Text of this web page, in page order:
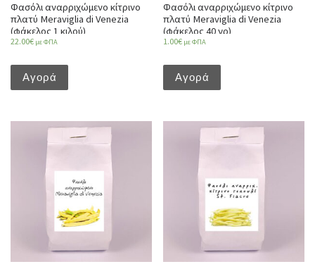
Φασόλι αναρριχώμενο κίτρινο
πλατύ Meraviglia di Venezia
(φάκελος 1 κιλού)
22.00€ με ΦΠΑ
Αγορά
Φασόλι αναρριχώμενο κίτρινο
πλατύ Meraviglia di Venezia
(φάκελος 40 γρ)
1.00€ με ΦΠΑ
Αγορά